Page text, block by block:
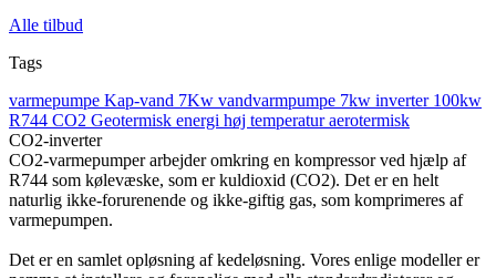
Alle tilbud
Tags
varmepumpe Kap-vand 7Kw vandvarmpumpe 7kw inverter 100kw
R744 CO2 Geotermisk energi høj temperaturaerotermisk
CO2-inverter
CO2-varmepumper arbejder omkring en kompressor ved hjælp af
R744 som kølevæske, som er kuldioxid (CO2). Det er en helt
naturlig ikke-forurenende og ikke-giftig gas, som komprimeres af
varmepumpen.
Det er en samlet opløsning af kedeløsning. Vores enlige modeller er